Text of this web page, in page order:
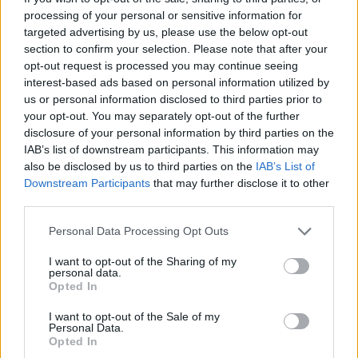
processing of your personal or sensitive information for
targeted advertising by us, please use the below opt-out
section to confirm your selection. Please note that after your
opt-out request is processed you may continue seeing
interest-based ads based on personal information utilized by
us or personal information disclosed to third parties prior to
your opt-out. You may separately opt-out of the further
disclosure of your personal information by third parties on the
IAB’s list of downstream participants. This information may
also be disclosed by us to third parties on the IAB’s List of
Downstream Participants that may further disclose it to other
Please note that this website/app uses one or more Google
not limited to your visit or usage behaviour. You may click to
grant or deny consent to Google and its third-party tags to
use your data for below specified purposes in below Google
consent section.
Personal Data Processing Opt Outs
I want to opt-out of the Sharing of my
personal data.
Opted In
I want to opt-out of the Sale of my
Personal Data.
Opted In
αποταμιεύσεις δεν βρίσκουν πάντα τον δρόμο
τους προς τις παραγωγικές επιχειρηματικές
ευκαιρίες».
Η ΕΤΕΠ επισημαίνει πως«τα συνταξιοδοτικά και
ασφαλιστικά ταμεία μπορούν να
διαδραματίσουν ισχυρότερο ρόλο στην
κατεύθυνση της αποταμίευσης της ΕΕ προς την
επωφεληθούν από καλύτερες επενδύσεις
ευκαιρίες για δημιουργία ιδίων κεφαλαίων
(σ.σ. επιχειρήσεων) ή καινοτομία στην Ευρώπη
μπορούσαν να αποτρέψουν σημαντικό μερίδιο
των αποταμιεύσεων της ΕΕ στο να φύγει στο